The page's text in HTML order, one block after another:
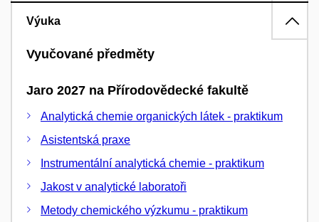
Výuka
Vyučované předměty
Jaro 2027 na Přírodovědecké fakultě
Analytická chemie organických látek - praktikum
Asistentská praxe
Instrumentální analytická chemie - praktikum
Jakost v analytické laboratoři
Metody chemického výzkumu - praktikum